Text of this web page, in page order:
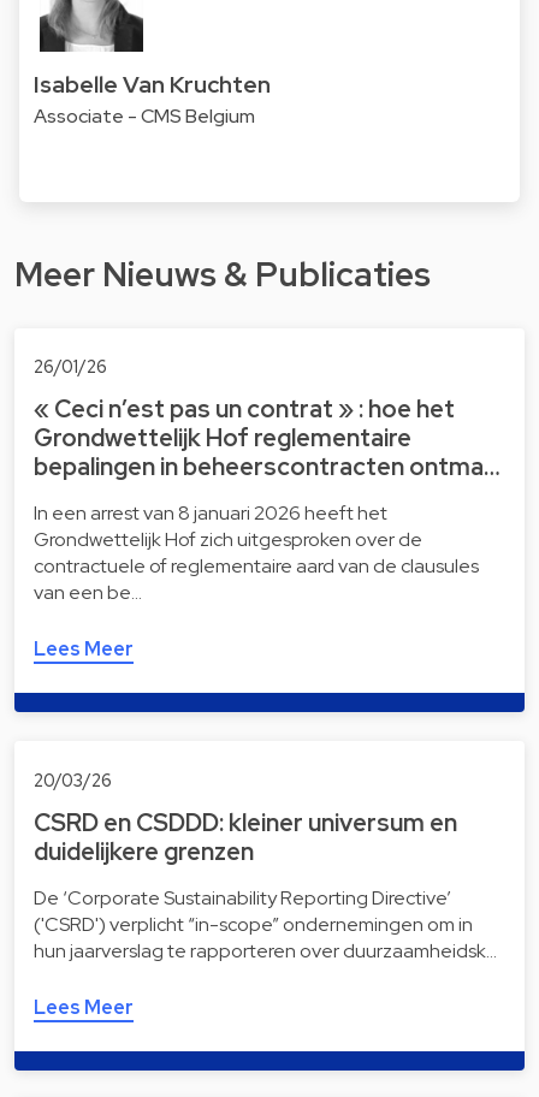
Isabelle Van Kruchten
Associate - CMS Belgium
Meer Nieuws & Publicaties
26/01/26
« Ceci n’est pas un contrat » : hoe het
Grondwettelijk Hof reglementaire
bepalingen in beheerscontracten ontma…
In een arrest van 8 januari 2026 heeft het
Grondwettelijk Hof zich uitgesproken over de
contractuele of reglementaire aard van de clausules
van een be…
Lees Meer
20/03/26
CSRD en CSDDD: kleiner universum en
duidelijkere grenzen
De ‘Corporate Sustainability Reporting Directive’
('CSRD') verplicht “in-scope” ondernemingen om in
hun jaarverslag te rapporteren over duurzaamheidsk…
Lees Meer